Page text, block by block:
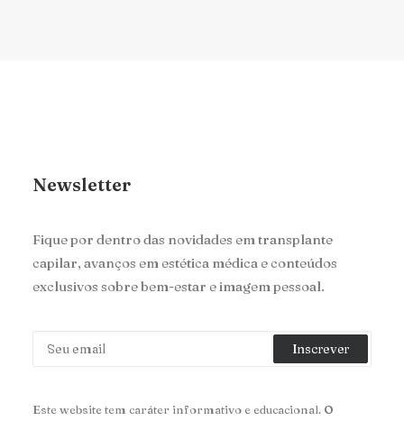
Newsletter
Fique por dentro das novidades em transplante
capilar, avanços em estética médica e conteúdos
exclusivos sobre bem-estar e imagem pessoal.
Este website tem caráter informativo e educacional. O